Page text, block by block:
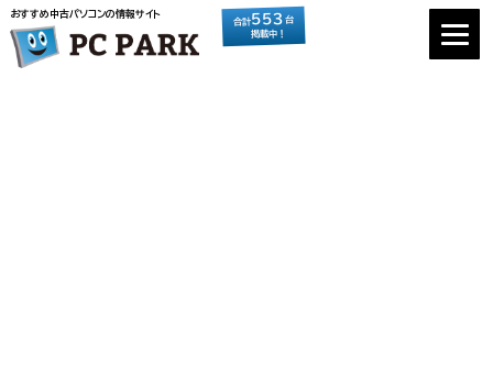
おすすめ中古パソコンの情報サイト
合計553 台
掲載中！